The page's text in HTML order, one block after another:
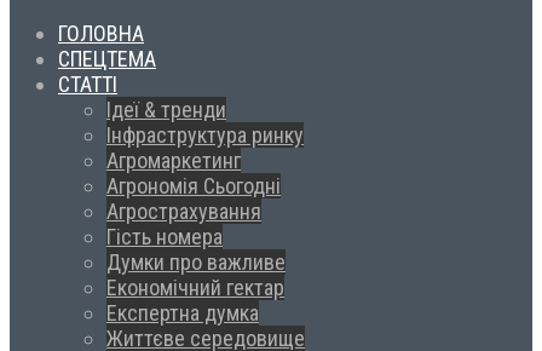
ГОЛОВНА
СПЕЦТЕМА
СТАТТІ
Ідеї & тренди
Інфраструктура ринку
Агромаркетинг
Агрономія Сьогодні
Агрострахування
Гість номера
Думки про важливе
Економічний гектар
Експертна думка
Життєве середовище